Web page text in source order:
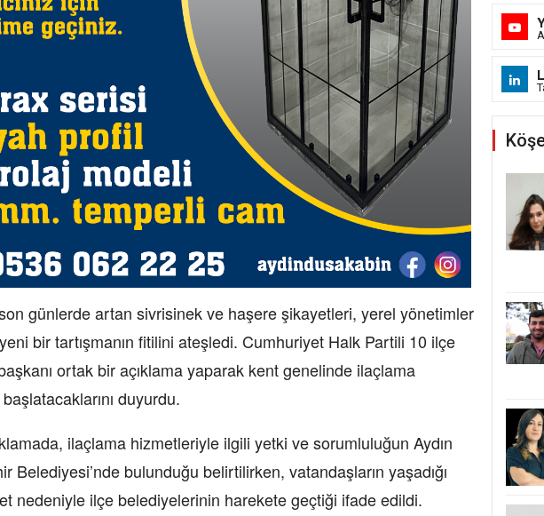
son günlerde artan sivrisinek ve haşere şikayetleri, yerel yönetimler
bir tartışmanın fitilini ateşledi. Cumhuriyet Halk Partili 10 ilçe
ortak bir açıklama yaparak kent genelinde ilaçlama
başlatacaklarını duyurdu.
ilaçlama hizmetleriyle ilgili yetki ve sorumluluğun Aydın
Belediyesi’nde bulunduğu belirtilirken, vatandaşların yaşadığı
nedeniyle ilçe belediyelerinin harekete geçtiği ifade edildi.